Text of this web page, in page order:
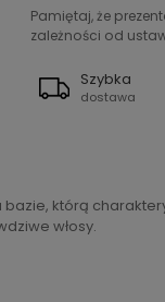
Pamiętaj, że
zależności od
Szybka
dostawa
którą
włosy.